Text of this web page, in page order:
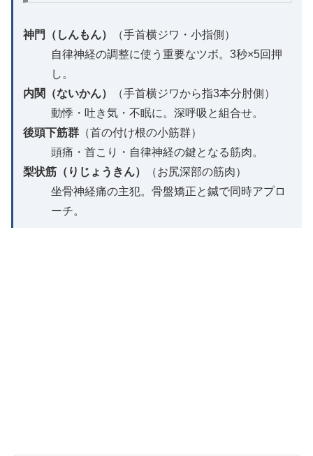
神門（しんもん）
（手首横ジワ・小指側）
自律神経の調整に使う重要なツボ。3秒×5回押
し。
内関（ないかん）
（手首横ジワから指3本分肘側）
動悸・吐き気・不眠に。深呼吸と組合せ。
後頭下筋群 （首の付け根の小筋群）
頭痛・首こり・自律神経の鍵となる筋肉。
梨状筋（りじょうきん）
（お尻深部の筋肉）
坐骨神経痛の主犯。骨盤矯正と鍼で同時アプロ
ーチ。